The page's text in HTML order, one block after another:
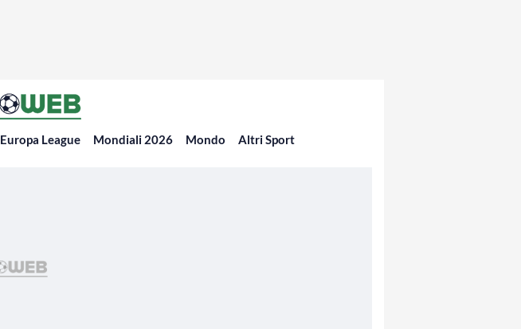
Europa League Mondiali 2026 Mondo Altri Sport